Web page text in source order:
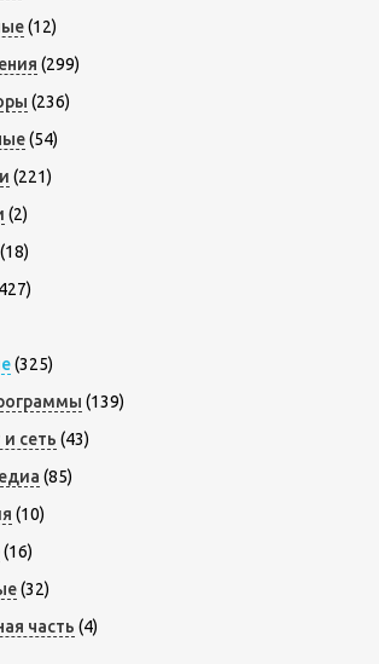
(12)
(299)
(236)
(54)
(221)
(2)
(18)
(325)
(139)
сеть (43)
(85)
(10)
(16)
(32)
часть (4)